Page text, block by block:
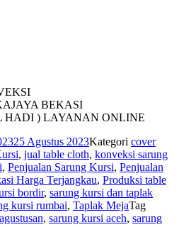
BEKASI
HADI ) LAYANAN ONLINE
25 Agustus 2023Kategori cover
, jual table cloth, konveksi sarung
, Penjualan Sarung Kursi, Penjualan
Harga Terjangkau, Produksi table
bordir, sarung kursi dan taplak
kursi rumbai, Taplak MejaTag
, sarung kursi aceh, sarung